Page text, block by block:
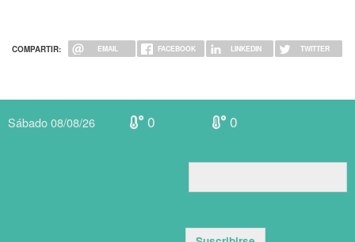
COMPARTIR: EMAIL FACEBOOK LINKEDIN TWITTER
Sábado 08/08/26 0 0